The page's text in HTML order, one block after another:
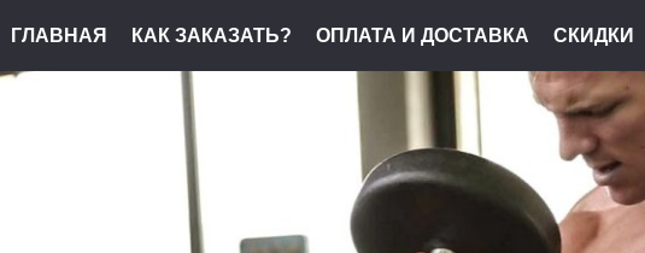
ГЛАВНАЯ КАК ЗАКАЗАТЬ? ОПЛАТА И ДОСТАВКА СКИДКИ